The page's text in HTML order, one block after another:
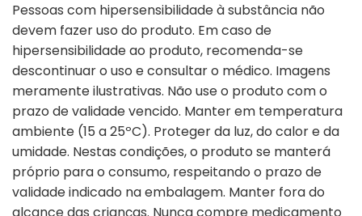
Pessoas com hipersensibilidade à substância não
devem fazer uso do produto. Em caso de
hipersensibilidade ao produto, recomenda-se
descontinuar o uso e consultar o médico. Imagens
meramente ilustrativas. Não use o produto com o
prazo de validade vencido. Manter em temperatura
ambiente (15 a 25ºC). Proteger da luz, do calor e da
umidade. Nestas condições, o produto se manterá
próprio para o consumo, respeitando o prazo de
validade indicado na embalagem. Manter fora do